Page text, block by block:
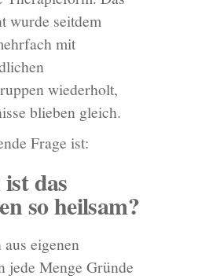
wurde seitdem
mit
wiederholt,
blieben gleich.
Frage ist:
das
so heilsam?
eigenen
jede Menge Gründe